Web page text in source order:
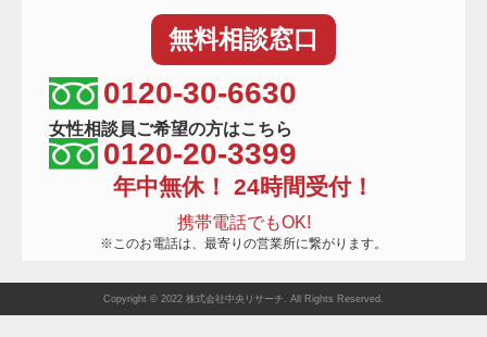
無料相談窓口
0120-30-6630
女性相談員ご希望の方はこちら
0120-20-3399
年中無休！ 24時間受付！
携帯電話でもOK!
※このお電話は、最寄りの営業所に繋がります。
Copyright © 2022 株式会社中央リサーチ. All Rights Reserved.